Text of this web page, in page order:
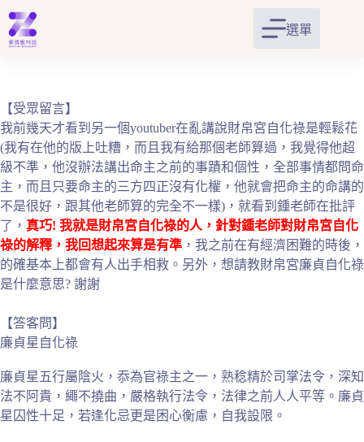
跳
至
主
容
選單
【受眾留言】
我前幾天才看到另一個youtuber在亂講說財帛宮自化祿是輕鬆花
(我有在他的版上吐糟，而且我有給那個老師算過，我覺得他超
級不準，他沒辦法講出命主之前的事蹟和個性，全部事情都問命
主，而且只要命主的三方四正沒有化權，他就會把命主的命講的
不是很好，跟其他老師算的完全不一樣)，就看到鍾老師在批評
了， 真巧! 我就是財帛宮自化祿的人，針對鍾老師對財帛宮自化
祿的解釋，我回想起來算是有準 ，我之前在有經濟困難的時後，
的確基本上都會有人出手相救。另外，想請教財帛宮廉貞自化祿
是什麼意思? 謝謝
【答客問】
廉貞星自化祿
廉貞星五行屬陰火，忝為官祿主之一，熟稔精於司掌法令，深知
法不阿貴，繩不撓曲，嚴格執行法令，法律之前人人平等。廉貞
星囚性十足，若逢化忌更是困心衡慮，自我設限。